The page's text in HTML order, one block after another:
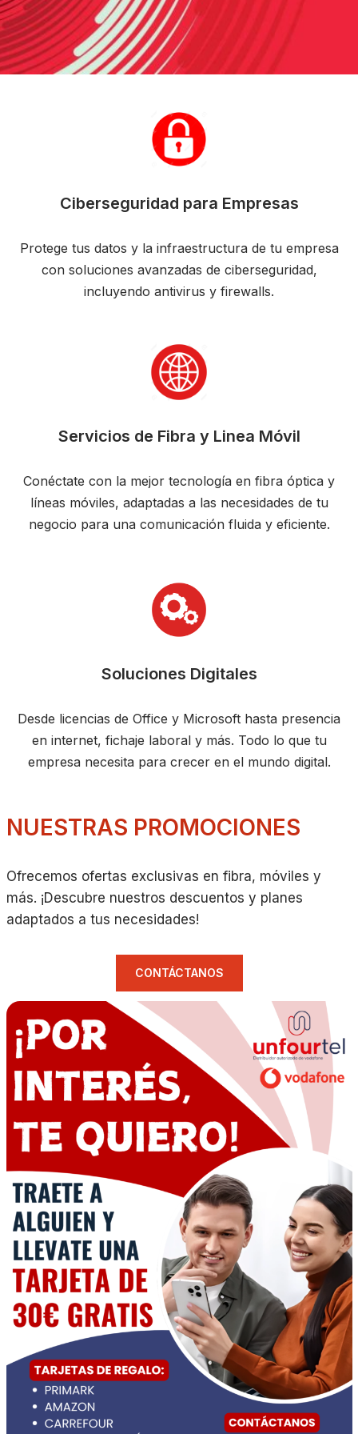
Ciberseguridad para Empresas
Protege tus datos y la infraestructura de tu empresa
con soluciones avanzadas de ciberseguridad,
incluyendo antivirus y firewalls.
Servicios de Fibra y Linea Móvil
Conéctate con la mejor tecnología en fibra óptica y
líneas móviles, adaptadas a las necesidades de tu
negocio para una comunicación fluida y eficiente.
Soluciones Digitales
Desde licencias de Office y Microsoft hasta presencia
en internet, fichaje laboral y más. Todo lo que tu
empresa necesita para crecer en el mundo digital.
NUESTRAS PROMOCIONES
Ofrecemos ofertas exclusivas en fibra, móviles y
más. ¡Descubre nuestros descuentos y planes
adaptados a tus necesidades!
CONTÁCTANOS